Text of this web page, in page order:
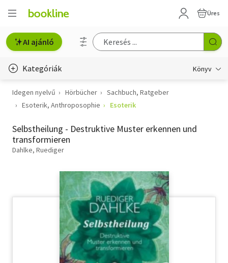
Üres
AI ajánló
Kategóriák Könyv
Életmód, egészség
Gyermek- és ifjúsági
Szótár, nyelvkönyv
Idegen nyelvű Hörbücher
Sachbuch, Ratgeber
Esoterik, Anthroposophie
Esoterik
Selbstheilung - Destruktive Muster erkennen und
transformieren
Dahlke, Ruediger